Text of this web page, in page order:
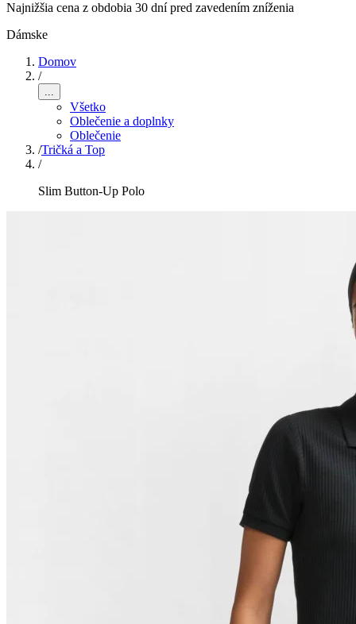
Najnižšia cena z obdobia 30 dní pred zavedením zníženia
Dámske
Domov
/
...
Všetko
Oblečenie a doplnky
Oblečenie
/Tričká a Top
/
Slim Button-Up Polo